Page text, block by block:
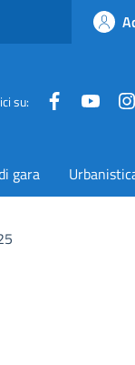
su: Facebook
gara